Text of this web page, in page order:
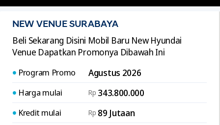
NEW VENUE SURABAYA
Beli Sekarang Disini Mobil Baru New Hyundai
Venue Dapatkan Promonya Dibawah Ini
Program Promo Agustus 2026
Harga mulai Rp 343.800.000
Kredit mulai Rp 89 Jutaan